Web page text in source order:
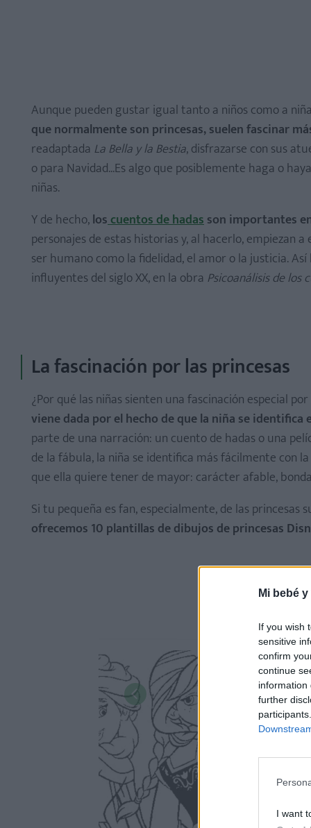
Mi bebé
If you wish
sensitive
confirm
continue
information
further
I want
Aunque pueden gustar igual tanto a niños como a
que normalmente son princesas, suelen fascinar
readaptada La Bella y la Bestia, disfrazarse con sus
o para Navidad...Es algo que posiblemente haga o
niñas.
Y de hecho,loscuentos de hadasson importantes
personajes de estas historias y, al hacerlo,
ser humano como la fidelidad, el amor o la justicia.
influyentes del siglo XX, en la obra Psicoanálisis de los
La fascinación por las princesas
¿Por qué las niñas sienten una fascinación especial
viene dada por el hecho de que la niña se identifica
parte de una narración: un cuento de hadas o una
de la fábula, la niña se identifica más fácilmente con
que ella quiere tener de mayor: carácter afable,
Si tu pequeña es fan, especialmente, de las
ofrecemos 10 plantillas de dibujos de princesas